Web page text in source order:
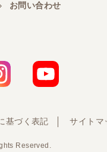
お問い合わせ
基づく表記 サイトマ
Reserved.